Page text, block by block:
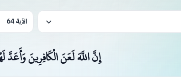
الآية 64
إِنَّ اللَّهَ لَعَنَ الْكَافِرِينَ وَأَعَدَّ